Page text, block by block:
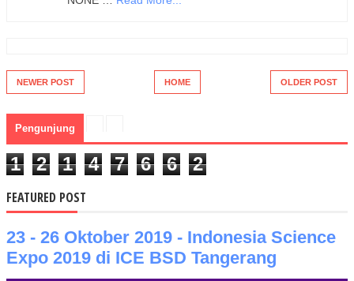
NEWER POST OLDER POST
HOME
Pengunjung
1 2 1 4 7 6 6 2
FEATURED POST
23 - 26 Oktober 2019 - Indonesia Science
Expo 2019 di ICE BSD Tangerang